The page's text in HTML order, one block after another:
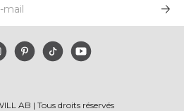
AB | Tous droits réservés